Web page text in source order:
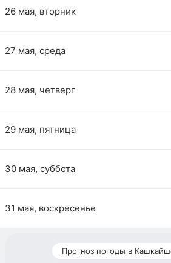
26 мая, вторник
27 мая, среда
28 мая, четверг
29 мая, пятница
30 мая, суббота
31 мая, воскресенье
Прогноз погоды в